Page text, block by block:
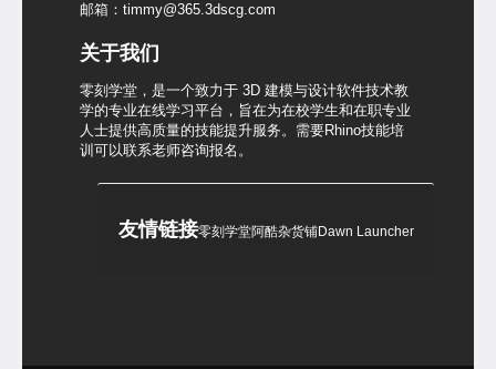
邮箱：timmy@365.3dscg.com
关于我们
零刻学堂，是一个致力于 3D 建模与设计软件技术教
学的专业在线学习平台，旨在为在校学生和在职专业
人士提供高质量的技能提升服务。需要Rhino技能培
训可以联系老师咨询报名。
友情链接零刻学堂阿酷杂货铺Dawn Launcher